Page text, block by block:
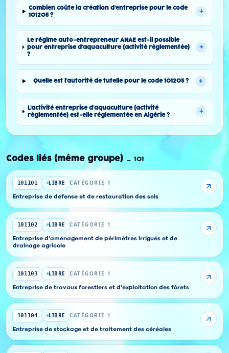
Combien coûte la création d'entreprise pour le code
101205 ?
+
Le régime auto-entrepreneur ANAE est-il possible
pour entreprise d'aquaculture (activité réglementée)
?
+
Quelle est l'autorité de tutelle pour le code 101205 ? +
L'activité entreprise d'aquaculture (activité
réglementée) est-elle réglementée en Algérie ?
+
Codes liés (même groupe) → 101
101101 LIBRE CATÉGORIE 1
Entreprise de défense et de restauration des sols
101102 LIBRE CATÉGORIE 1
Entreprise d'aménagement de périmètres irrigués et de
drainage agricole
101103 LIBRE CATÉGORIE 1
Entreprise de travaux forestiers et d'exploitation des fôrets
101104 LIBRE CATÉGORIE 1
Entreprise de stockage et de traitement des céréales